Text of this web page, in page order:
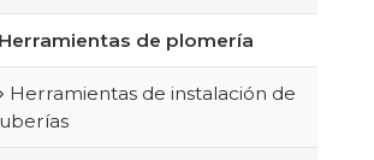
Herramientas de plomería
Herramientas de instalación de